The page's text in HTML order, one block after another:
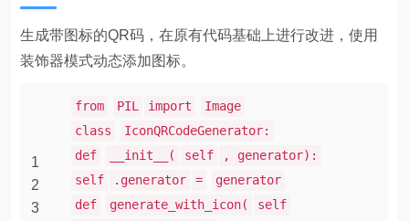
生成带图标的QR码，在原有代码基础上进行改进，使用
装饰器模式动态添加图标。
1
2
3
from PIL import
Image
class
IconQRCodeGenerator:
def
__init__( self
, generator):
self
.generator =
generator
def
generate_with_icon(
self